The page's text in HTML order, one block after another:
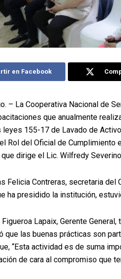
en Facebook
– La Cooperativa Nacional de
que anualmente
leyes 155-17 de Lavado de
Rol del Oficial de
dirige el Lic. Wilfredy
Felicia Contreras, secretaria del
ha presidido la institución,
Lapaix, Gerente
que las buenas prácticas son
“Esta actividad es de suma
de cara al compromiso que